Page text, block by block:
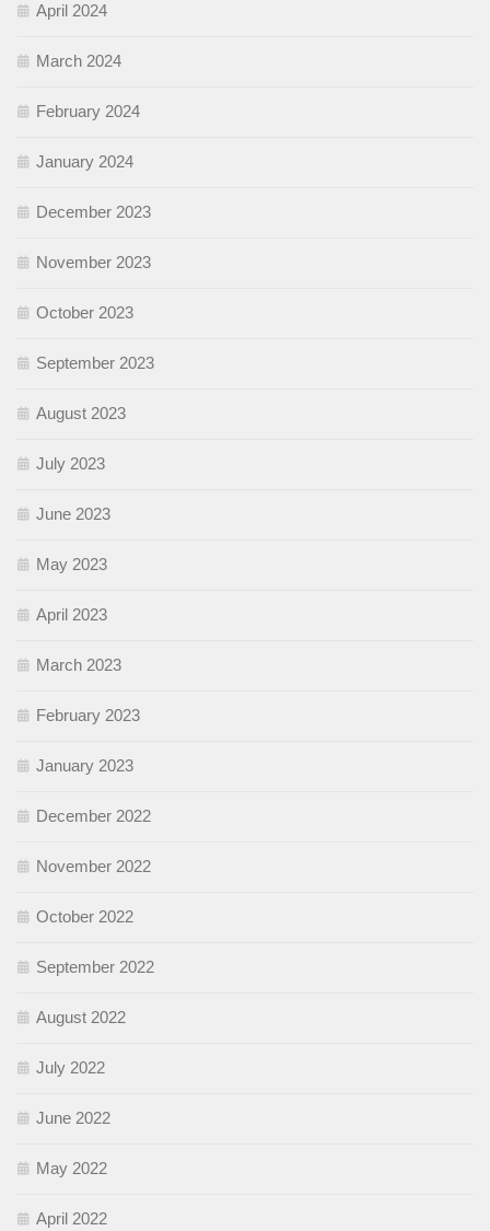
April 2024
March 2024
February 2024
January 2024
December 2023
November 2023
October 2023
September 2023
August 2023
July 2023
June 2023
May 2023
April 2023
March 2023
February 2023
January 2023
December 2022
November 2022
October 2022
September 2022
August 2022
July 2022
June 2022
May 2022
April 2022